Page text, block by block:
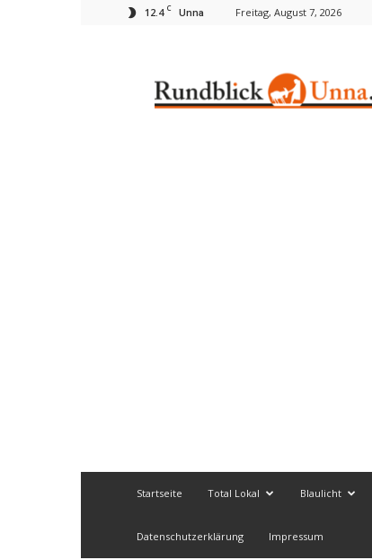
12.4 C Unna Freitag, August 7, 2026
Startseite Total Lokal Blaulicht
Datenschutzerklärung Impressum